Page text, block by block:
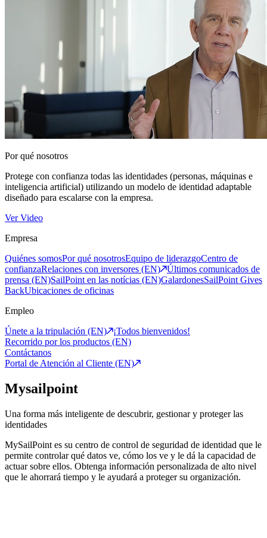
Por qué nosotros
Protege con confianza todas las identidades (personas, máquinas e
inteligencia artificial) utilizando un modelo de identidad adaptable
diseñado para escalarse con la empresa.
Ver Video
Empresa
Quiénes somosPor qué nosotrosEquipo de liderazgoCentro de
confianzaRelaciones con inversores (EN)
Últimos comunicados de
prensa (EN)SailPoint en las notícias (EN)GalardonesSailPoint Gives
BackUbicaciones de oficinas
Empleo
Únete a la tripulación (EN)
¡Todos bienvenidos!
Recorrido por los productos (EN)
Contáctanos
Portal de Atención al Cliente (EN)
Mysailpoint
Una forma más inteligente de descubrir, gestionar y proteger las
identidades
MySailPoint es su centro de control de seguridad de identidad que le
permite controlar qué datos ve, cómo los ve y le dá la capacidad de
actuar sobre ellos. Obtenga información personalizada de alto nivel
que le ahorrará tiempo y le ayudará a proteger su organización.